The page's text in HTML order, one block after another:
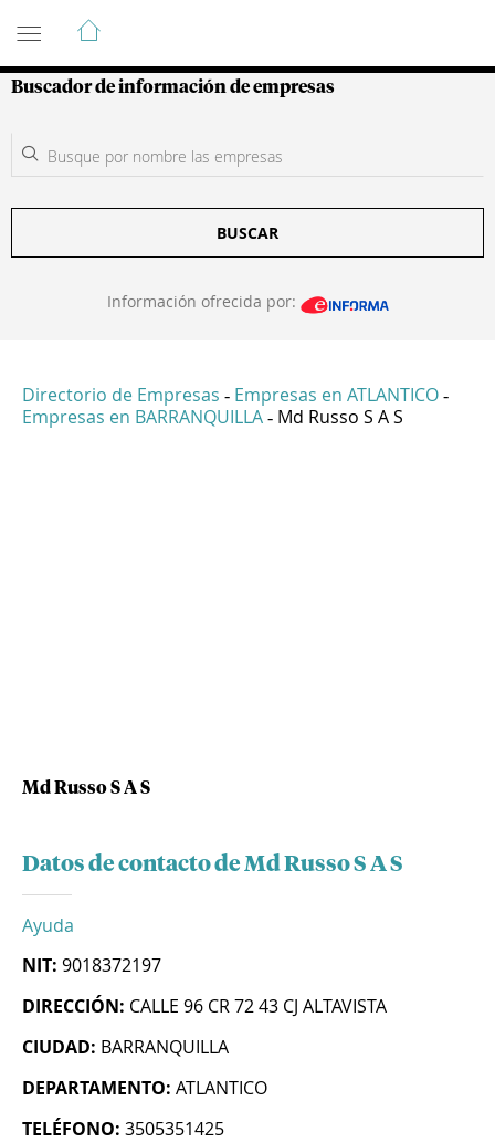
Guía de Empresas Colombianas
Buscador de información de empresas
BUSCAR
Información ofrecida por:
Directorio de Empresas - Empresas en ATLANTICO -
Empresas en BARRANQUILLA - Md Russo S A S
Md Russo S A S
Datos de contacto de Md Russo S A S
Ayuda
NIT: 9018372197
DIRECCIÓN: CALLE 96 CR 72 43 CJ ALTAVISTA
CIUDAD: BARRANQUILLA
DEPARTAMENTO: ATLANTICO
TELÉFONO: 3505351425